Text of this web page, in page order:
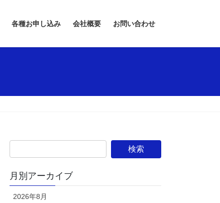
各種お申し込み 会社概要 お問い合わせ
月別アーカイブ
2026年8月